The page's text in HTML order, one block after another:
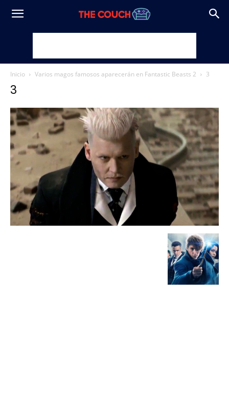
Inicio Varios magos famosos aparecerán en Fantastic Beasts 2 3
3